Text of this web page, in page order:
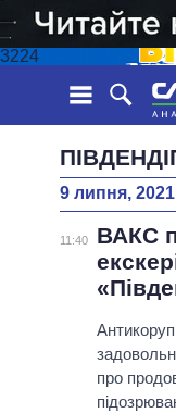
3224
СТРІЧКА
ПОДІЇ
СТАТТІ
ДУМКИ
ОГЛЯДИ
УСІ
ВЕРХОВНА
КАБІНЕТ
9 липня, 2021
11:40
ВАКС
про